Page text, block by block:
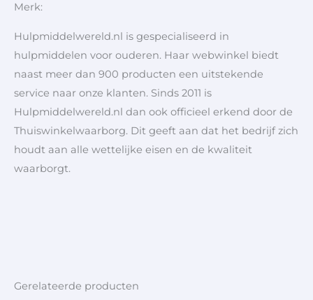
Merk:
Hulpmiddelwereld.nl is gespecialiseerd in
hulpmiddelen voor ouderen. Haar webwinkel biedt
naast meer dan 900 producten een uitstekende
service naar onze klanten. Sinds 2011 is
Hulpmiddelwereld.nl dan ook officieel erkend door de
Thuiswinkelwaarborg. Dit geeft aan dat het bedrijf zich
houdt aan alle wettelijke eisen en de kwaliteit
waarborgt.
Gerelateerde producten